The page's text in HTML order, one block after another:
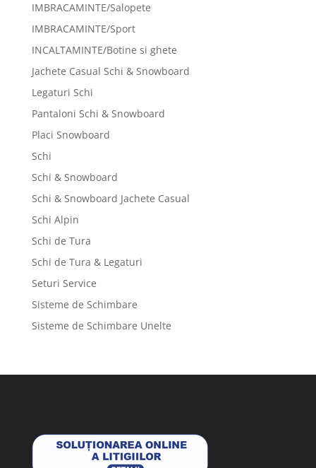
IMBRACAMINTE/Salopete
IMBRACAMINTE/Sport
INCALTAMINTE/Botine si ghete
Jachete Casual Schi & Snowboard
Legaturi Schi
Pantaloni Schi & Snowboard
Placi Snowboard
Schi
Schi & Snowboard
Schi & Snowboard Jachete Casual
Schi Alpin
Schi de Tura
Schi de Tura & Legaturi
Seturi Service
Sisteme de Schimbare
Sisteme de Schimbare Unelte